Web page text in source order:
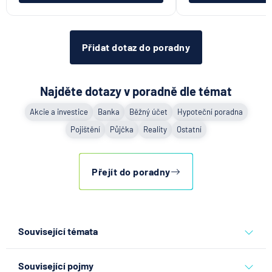
Přidat dotaz do poradny
Najděte dotazy v poradně dle témat
Akcie a investice Banka Běžný účet
Hypoteční poradna
Pojištění
Půjčka Reality Ostatní
Přejít do poradny
Související témata
Související pojmy